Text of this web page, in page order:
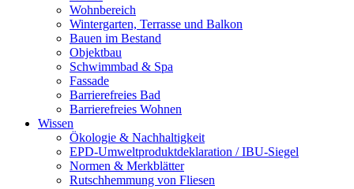
Wohnbereich
Wintergarten, Terrasse und Balkon
Bauen im Bestand
Objektbau
Schwimmbad & Spa
Fassade
Barrierefreies Bad
Barrierefreies Wohnen
Wissen
Ökologie & Nachhaltigkeit
EPD-Umweltproduktdeklaration / IBU-Siegel
Normen & Merkblätter
Rutschhemmung von Fliesen